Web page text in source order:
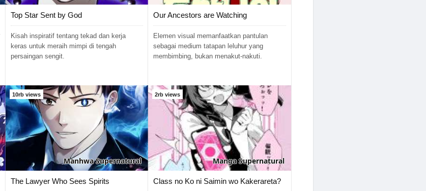
Top Star Sent by God
Kisah inspiratif tentang tekad dan kerja
keras untuk meraih mimpi di tengah
persaingan sengit.
Our Ancestors are Watching
Elemen visual memanfaatkan pantulan
sebagai medium tatapan leluhur yang
membimbing, bukan menakut-nakuti.
10rb views
ManhwaSupernatural
The Lawyer Who Sees Spirits
2rb views
MangaSupernatural
Class no Ko ni Saimin wo Kakerareta?